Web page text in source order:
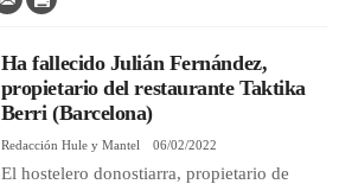
Ha fallecido Julián Fernández,
propietario del restaurante Taktika
Berri (Barcelona)
Redacción Hule y Mantel 06/02/2022
El hostelero donostiarra, propietario de